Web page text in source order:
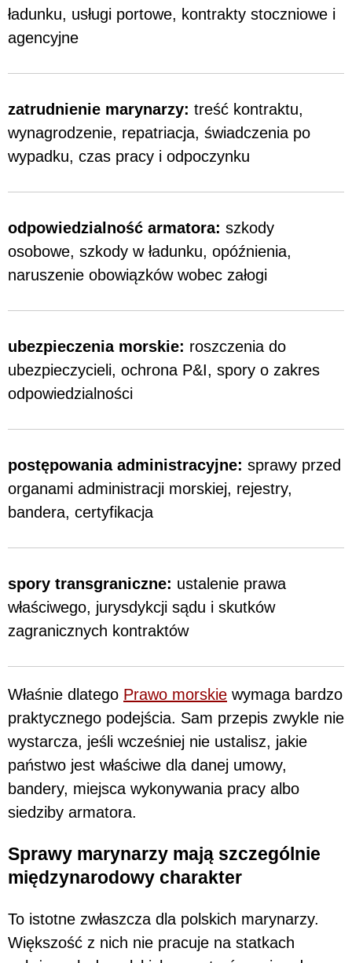
ładunku, usługi portowe, kontrakty stoczniowe i
agencyjne
zatrudnienie marynarzy: treść kontraktu,
wynagrodzenie, repatriacja, świadczenia po
wypadku, czas pracy i odpoczynku
odpowiedzialność armatora: szkody
osobowe, szkody w ładunku, opóźnienia,
naruszenie obowiązków wobec załogi
ubezpieczenia morskie: roszczenia do
ubezpieczycieli, ochrona P&I, spory o zakres
odpowiedzialności
postępowania administracyjne: sprawy przed
organami administracji morskiej, rejestry,
bandera, certyfikacja
spory transgraniczne: ustalenie prawa
właściwego, jurysdykcji sądu i skutków
zagranicznych kontraktów
Właśnie dlatego Prawo morskie wymaga bardzo
praktycznego podejścia. Sam przepis zwykle nie
wystarcza, jeśli wcześniej nie ustalisz, jakie
państwo jest właściwe dla danej umowy,
bandery, miejsca wykonywania pracy albo
siedziby armatora.
Sprawy marynarzy mają szczególnie
międzynarodowy charakter
To istotne zwłaszcza dla polskich marynarzy.
Większość z nich nie pracuje na statkach